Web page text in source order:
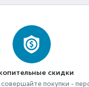
скидки
совершайте покупки -